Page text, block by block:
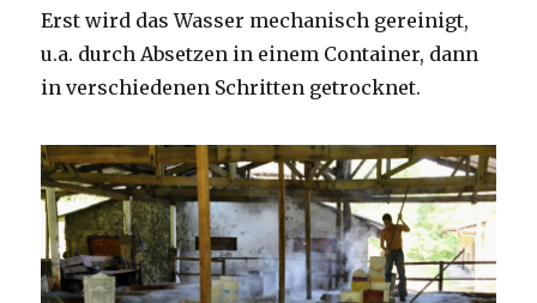
Erst wird das Wasser mechanisch gereinigt,
u.a. durch Absetzen in einem Container, dann
in verschiedenen Schritten getrocknet.